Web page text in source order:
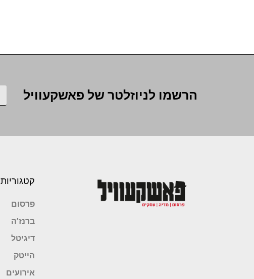
הרשמו לניוזלטר של פאשקעוויל
קטגוריות
פרסום
ברנז’ה
דיגיטל
הייטק
אירועים